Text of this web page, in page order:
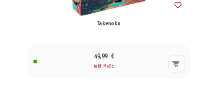
Takenoko
49,99 €
inkl. MwSt.